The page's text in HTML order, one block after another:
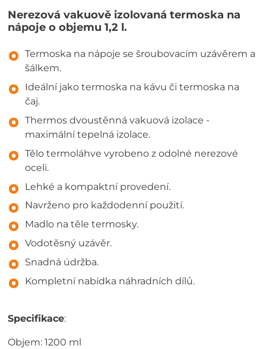
Nerezová vakuově izolovaná termoska na
nápoje o objemu 1,2 l.
Termoska na nápoje se šroubovacím uzávěrem a
šálkem.
Ideální jako termoska na kávu či termoska na
čaj.
Thermos dvoustěnná vakuová izolace -
maximální tepelná izolace.
Tělo termoláhve vyrobeno z odolné nerezové
oceli.
Lehké a kompaktní provedení.
Navrženo pro každodenní použití.
Madlo na těle termosky.
Vodotěsný uzávěr.
Snadná údržba.
Kompletní nabídka náhradních dílů.
Specifikace:
Objem: 1200 ml